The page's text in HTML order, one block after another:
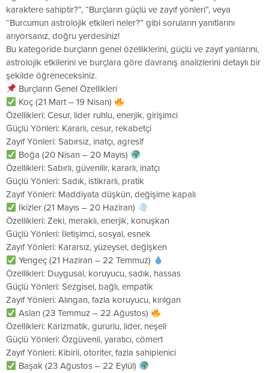
karaktere sahiptir?”, “Burçların güçlü ve zayıf yönleri”, veya
“Burcumun astrolojik etkileri neler?” gibi soruların yanıtlarını
arıyorsanız, doğru yerdesiniz!
Bu kategoride burçların genel özelliklerini, güçlü ve zayıf yanlarını,
astrolojik etkilerini ve burçlara göre davranış analizlerini detaylı bir
şekilde öğreneceksiniz.
Burçların Genel Özellikleri
Koç (21 Mart – 19 Nisan)
Özellikleri: Cesur, lider ruhlu, enerjik, girişimci
Güçlü Yönleri: Kararlı, cesur, rekabetçi
Zayıf Yönleri: Sabırsız, inatçı, agresif
Boğa (20 Nisan – 20 Mayıs)
Özellikleri: Sabırlı, güvenilir, kararlı, inatçı
Güçlü Yönleri: Sadık, istikrarlı, pratik
Zayıf Yönleri: Maddiyata düşkün, değişime kapalı
İkizler (21 Mayıs – 20 Haziran)
Özellikleri: Zeki, meraklı, enerjik, konuşkan
Güçlü Yönleri: İletişimci, sosyal, esnek
Zayıf Yönleri: Kararsız, yüzeysel, değişken
Yengeç (21 Haziran – 22 Temmuz)
Özellikleri: Duygusal, koruyucu, sadık, hassas
Güçlü Yönleri: Sezgisel, bağlı, empatik
Zayıf Yönleri: Alıngan, fazla koruyucu, kırılgan
Aslan (23 Temmuz – 22 Ağustos)
Özellikleri: Karizmatik, gururlu, lider, neşeli
Güçlü Yönleri: Özgüvenli, yaratıcı, cömert
Zayıf Yönleri: Kibirli, otoriter, fazla sahiplenici
Başak (23 Ağustos – 22 Eylül)